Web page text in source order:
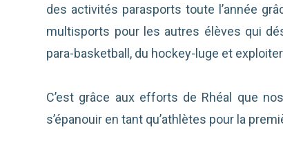
des activités parasports toute l’année
multisports pour les autres élèves qui
para-basketball, du hockey-luge et
C’est grâce aux efforts de Rhéal que
s’épanouir en tant qu’athlètes pour la